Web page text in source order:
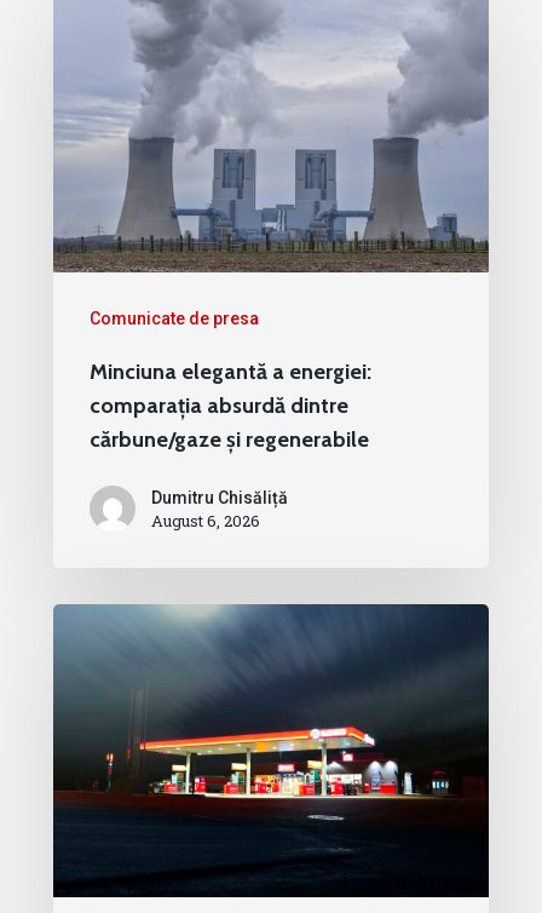
Comunicate de presa
Minciuna elegantă a energiei:
comparația absurdă dintre
cărbune/gaze și regenerabile
Dumitru Chisăliță
August 6, 2026